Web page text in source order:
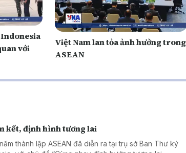
với
Việt Nam lan tỏa ảnh hưởng trong
ASEAN
kết, định hình tương lai
thành lập ASEAN đã diễn ra tại trụ sở Ban Thư ký